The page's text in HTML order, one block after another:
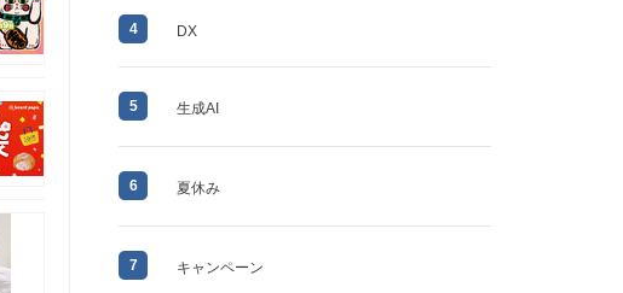
4 DX
5 生成AI
6 夏休み
7 キャンペーン